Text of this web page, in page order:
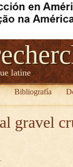
latine
Bibliografía
gravel